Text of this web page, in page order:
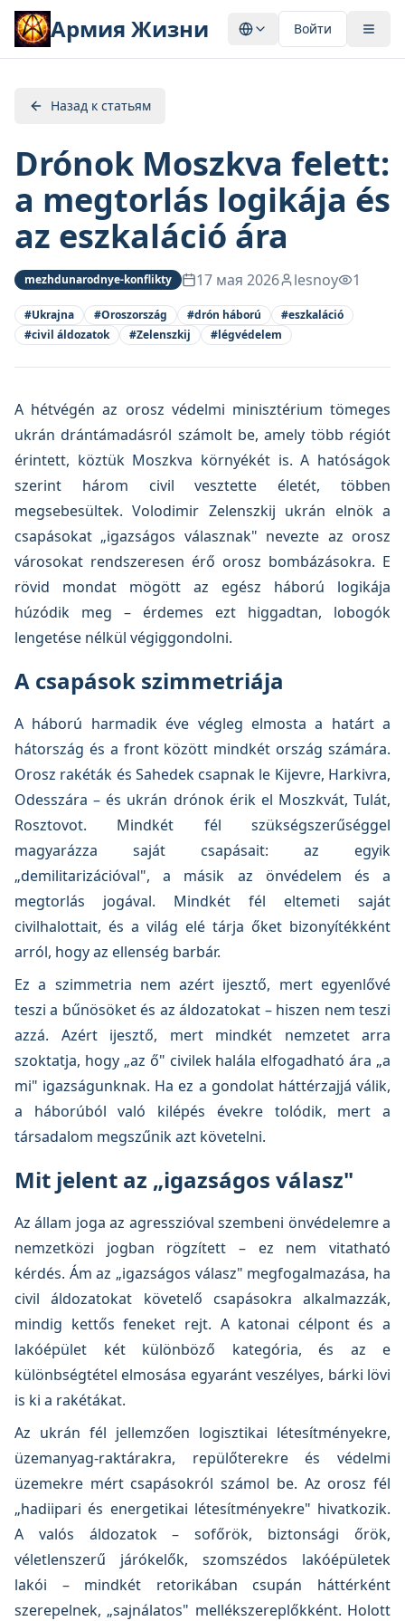
Армия Жизни Войти
Назад к статьям
Drónok Moszkva felett:
a megtorlás logikája és
az eszkaláció ára
mezhdunarodnye-konflikty 17 мая 2026 lesnoy 1
#Ukrajna #Oroszország #drón háború #eszkaláció
#civil áldozatok #Zelenszkij #légvédelem
A hétvégén az orosz védelmi minisztérium tömeges
ukrán drántámadásról számolt be, amely több régiót
érintett, köztük Moszkva környékét is. A hatóságok
szerint három civil vesztette életét, többen
megsebesültek. Volodimir Zelenszkij ukrán elnök a
csapásokat „igazságos válasznak" nevezte az orosz
városokat rendszeresen érő orosz bombázásokra. E
rövid mondat mögött az egész háború logikája
húzódik meg – érdemes ezt higgadtan, lobogók
lengetése nélkül végiggondolni.
A csapások szimmetriája
A háború harmadik éve végleg elmosta a határt a
hátország és a front között mindkét ország számára.
Orosz rakéták és Sahedek csapnak le Kijevre, Harkivra,
Odesszára – és ukrán drónok érik el Moszkvát, Tulát,
Rosztovot. Mindkét fél szükségszerűséggel
magyarázza saját csapásait: az egyik
„demilitarizációval", a másik az önvédelem és a
megtorlás jogával. Mindkét fél eltemeti saját
civilhalottait, és a világ elé tárja őket bizonyítékként
arról, hogy az ellenség barbár.
Ez a szimmetria nem azért ijesztő, mert egyenlővé
teszi a bűnösöket és az áldozatokat – hiszen nem teszi
azzá. Azért ijesztő, mert mindkét nemzetet arra
szoktatja, hogy „az ő" civilek halála elfogadható ára „a
mi" igazságunknak. Ha ez a gondolat háttérzajjá válik,
a háborúból való kilépés évekre tolódik, mert a
társadalom megszűnik azt követelni.
Mit jelent az „igazságos válasz"
Az állam joga az agresszióval szembeni önvédelemre a
nemzetközi jogban rögzített – ez nem vitatható
kérdés. Ám az „igazságos válasz" megfogalmazása, ha
civil áldozatokat követelő csapásokra alkalmazzák,
mindig kettős feneket rejt. A katonai célpont és a
lakóépület két különböző kategória, és az e
különbségtétel elmosása egyaránt veszélyes, bárki lövi
is ki a rakétákat.
Az ukrán fél jellemzően logisztikai létesítményekre,
üzemanyag-raktárakra, repülőterekre és védelmi
üzemekre mért csapásokról számol be. Az orosz fél
„hadiipari és energetikai létesítményekre" hivatkozik.
A valós áldozatok – sofőrök, biztonsági őrök,
véletlenszerű járókelők, szomszédos lakóépületek
lakói – mindkét retorikában csupán háttérként
szerepelnek, „sajnálatos" mellékszereplőkként. Holott